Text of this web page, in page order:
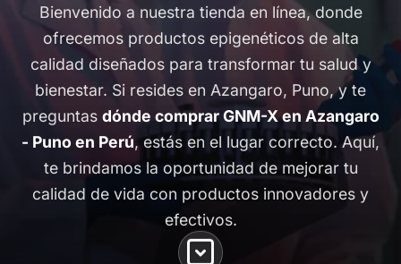
Bienvenido a nuestra tienda en línea, donde
ofrecemos productos epigenéticos de alta
calidad diseñados para transformar tu salud y
bienestar. Si resides en Azangaro, Puno, y te
preguntas dónde comprar GNM-X en Azangaro
- Puno en Perú, estás en el lugar correcto. Aquí,
te brindamos la oportunidad de mejorar tu
calidad de vida con productos innovadores y
efectivos.